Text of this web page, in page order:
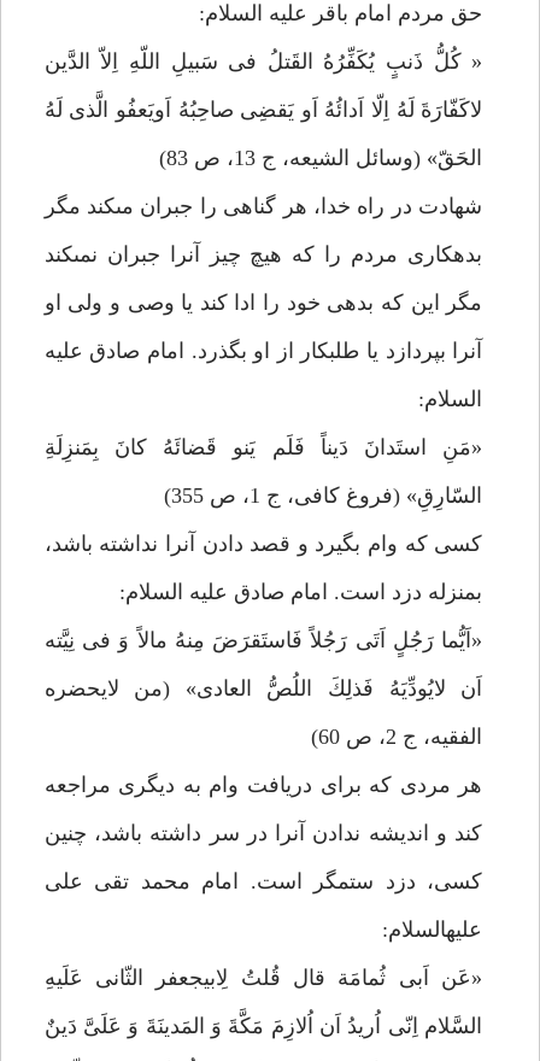
حق مردم‏ امام باقر عليه السلام:
« كُلُّ ذَنبٍ يُكَفِّرُهُ القَتلُ فى سَبيلِ اللّهِ اِلاّ الدَّين
لاكَفّارَةَ لَهُ اِلّا اَدائُهُ اَو يَقضِى صاحِبُهُ اَويَعفُو الَّذى لَهُ
الحَقّ» (وسائل الشيعه، ج 13، ص 83)
شهادت در راه خدا، هر گناهى را جبران مى‏كند مگر
بدهكارى مردم را كه هيچ چيز آنرا جبران نمى‏كند
مگر اين كه بدهى خود را ادا كند يا وصى و ولى او
آنرا بپردازد يا طلبكار از او بگذرد. امام صادق عليه
السلام:
«مَنِ استَدانَ دَيناً فَلَم يَنو قَضائَهُ كانَ بِمَنزِلَةِ
السّارِقِ» (فروغ كافى، ج 1، ص 355)
كسى كه وام بگيرد و قصد دادن آنرا نداشته باشد،
بمنزله دزد است. امام صادق عليه السلام:
«اَيُّما رَجُلٍ اَتَى رَجُلاً فَاستَقرَضَ مِنهُ مالاً وَ فى نِيَّته
اَن لايُودِّيَهُ فَذلِكَ اللُصُّ العادى» (من لايحضره
الفقيه، ج 2، ص 60)
هر مردى كه براى دريافت وام به ديگرى مراجعه
كند و انديشه ندادن آنرا در سر داشته باشد، چنين
كسى، دزد ستمگر است. امام محمد تقى على
عليه‏السلام:
«عَن اَبى ثُمامَة قال قُلتُ لِابيجعفر الثّانى عَلَيهِ
السَّلام اِنّى اُريدُ اَن اُلازِمَ مَكَّةَ وَ المَدينَةَ وَ عَلَىَّ دَينٌ